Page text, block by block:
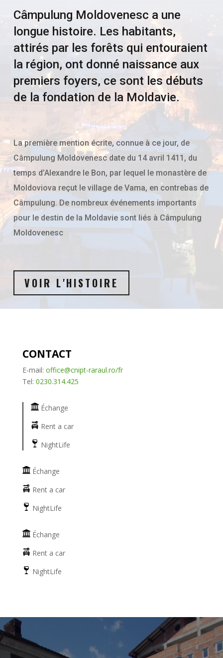
Câmpulung Moldovenesc a une
longue histoire. Les habitants,
attirés par les forêts qui entouraient
la région, ont donné naissance aux
premiers foyers, ce sont les débuts
de la fondation de la Moldavie.
La première mention écrite, connue à ce jour, de
Câmpulung Moldovenesc date du 14 avril 1411, du
temps d’Alexandre le Bon, par lequel le monastère de
Moldoviova reçut le village de Vama, en contrebas de
Câmpulung. De nombreux événements importants
pour le destin de la Moldavie sont liés à Câmpulung
Moldovenesc
VOIR L'HISTOIRE
CONTACT
E-mail: office@cnipt-raraul.ro/fr
Tel: 0230.314.425
Échange
Rent a car
NightLife
Échange
Rent a car
NightLife
Échange
Rent a car
NightLife